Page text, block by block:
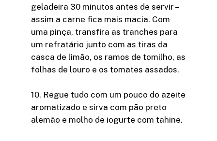
geladeira 30 minutos antes de servir –
assim a carne fica mais macia. Com
uma pinça, transfira as tranches para
um refratário junto com as tiras da
casca de limão, os ramos de tomilho, as
folhas de louro e os tomates assados.
10. Regue tudo com um pouco do azeite
aromatizado e sirva com pão preto
alemão e molho de iogurte com tahine.